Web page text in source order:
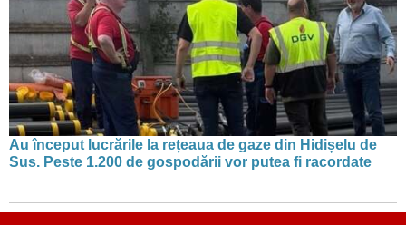
Au început lucrările la rețeaua de gaze din Hidișelu de
Sus. Peste 1.200 de gospodării vor putea fi racordate